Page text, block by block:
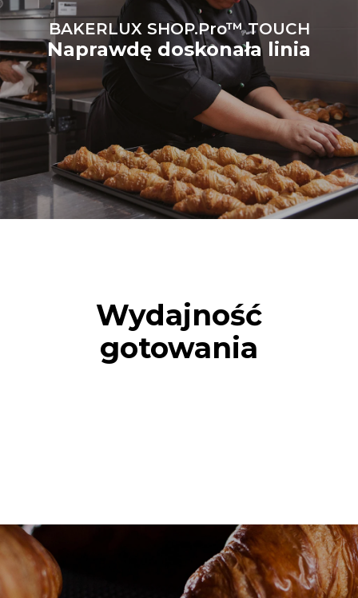
BAKERLUX SHOP.Pro™ TOUCH
Naprawdę doskonała linia
Wydajność
gotowania